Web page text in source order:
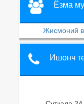
Ёзма
Жисмоний
Ишонч